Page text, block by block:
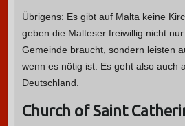
Übrigens: Es gibt auf Malta keine
geben die Malteser freiwillig nicht
Gemeinde braucht, sondern leisten
wenn es nötig ist. Es geht also auch
Deutschland.
Church of Saint